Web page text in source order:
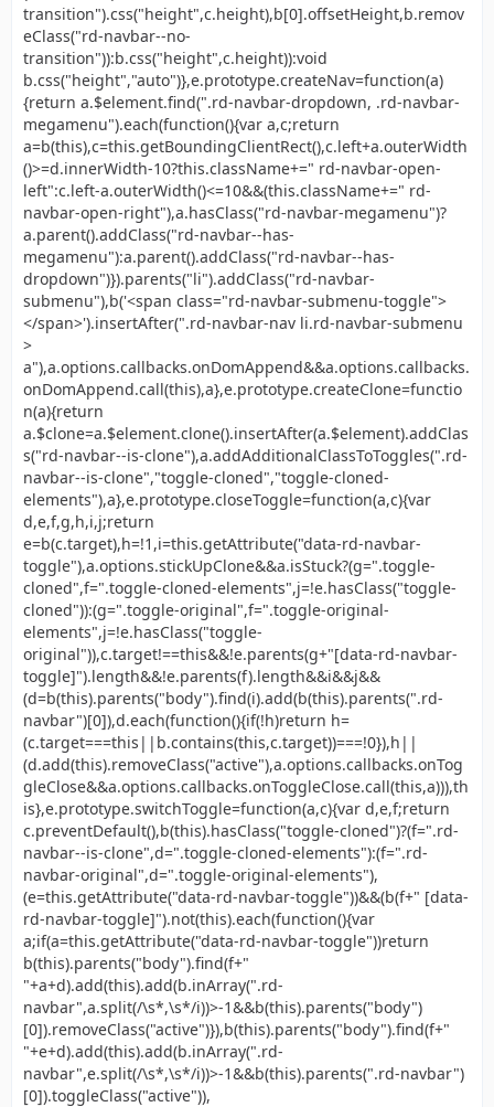
transition").css("height",c.height),b[0].offsetHeight,b.remov
eClass("rd-navbar--no-
transition")):b.css("height",c.height)):void
b.css("height","auto")},e.prototype.createNav=function(a)
{return a.$element.find(".rd-navbar-dropdown, .rd-navbar-
megamenu").each(function(){var a,c;return
a=b(this),c=this.getBoundingClientRect(),c.left+a.outerWidth
()>=d.innerWidth-10?this.className+=" rd-navbar-open-
left":c.left-a.outerWidth()<=10&&(this.className+=" rd-
navbar-open-right"),a.hasClass("rd-navbar-megamenu")?
a.parent().addClass("rd-navbar--has-
megamenu"):a.parent().addClass("rd-navbar--has-
dropdown")}).parents("li").addClass("rd-navbar-
submenu"),b('<span class="rd-navbar-submenu-toggle">
</span>').insertAfter(".rd-navbar-nav li.rd-navbar-submenu
>
a"),a.options.callbacks.onDomAppend&&a.options.callbacks.
onDomAppend.call(this),a},e.prototype.createClone=functio
n(a){return
a.$clone=a.$element.clone().insertAfter(a.$element).addClas
s("rd-navbar--is-clone"),a.addAdditionalClassToToggles(".rd-
navbar--is-clone","toggle-cloned","toggle-cloned-
elements"),a},e.prototype.closeToggle=function(a,c){var
d,e,f,g,h,i,j;return
e=b(c.target),h=!1,i=this.getAttribute("data-rd-navbar-
toggle"),a.options.stickUpClone&&a.isStuck?(g=".toggle-
cloned",f=".toggle-cloned-elements",j=!e.hasClass("toggle-
cloned")):(g=".toggle-original",f=".toggle-original-
elements",j=!e.hasClass("toggle-
original")),c.target!==this&&!e.parents(g+"[data-rd-navbar-
toggle]").length&&!e.parents(f).length&&i&&j&&
(d=b(this).parents("body").find(i).add(b(this).parents(".rd-
navbar")[0]),d.each(function(){if(!h)return h=
(c.target===this||b.contains(this,c.target))===!0}),h||
(d.add(this).removeClass("active"),a.options.callbacks.onTog
gleClose&&a.options.callbacks.onToggleClose.call(this,a))),th
is},e.prototype.switchToggle=function(a,c){var d,e,f;return
c.preventDefault(),b(this).hasClass("toggle-cloned")?(f=".rd-
navbar--is-clone",d=".toggle-cloned-elements"):(f=".rd-
navbar-original",d=".toggle-original-elements"),
(e=this.getAttribute("data-rd-navbar-toggle"))&&(b(f+" [data-
rd-navbar-toggle]").not(this).each(function(){var
a;if(a=this.getAttribute("data-rd-navbar-toggle"))return
b(this).parents("body").find(f+"
"+a+d).add(this).add(b.inArray(".rd-
navbar",a.split(/\s*,\s*/i))>-1&&b(this).parents("body")
[0]).removeClass("active")}),b(this).parents("body").find(f+"
"+e+d).add(this).add(b.inArray(".rd-
navbar",e.split(/\s*,\s*/i))>-1&&b(this).parents(".rd-navbar")
[0]).toggleClass("active")),